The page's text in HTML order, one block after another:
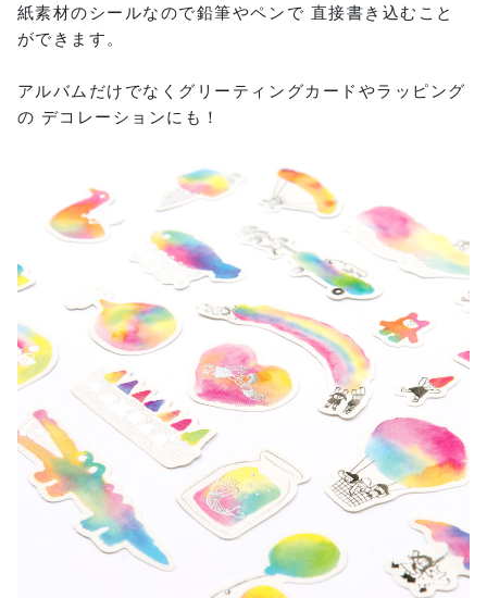
紙素材のシールなので鉛筆やペンで 直接書き込むこと
ができます。
アルバムだけでなくグリーティングカードやラッピング
の デコレーションにも！